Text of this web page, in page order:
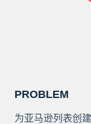
PROBLEM
为亚马逊列表创